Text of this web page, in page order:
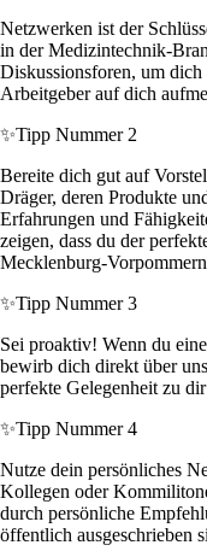
Netzwerken ist der
in der Medizintechnik-
Diskussionsforen, um
Arbeitgeber auf dich
✨Tipp Nummer 2
Bereite dich gut auf
Dräger, deren Produkte
Erfahrungen und
zeigen, dass du der
Mecklenburg-
✨Tipp Nummer 3
Sei proaktiv! Wenn du
bewirb dich direkt über
perfekte Gelegenheit zu
✨Tipp Nummer 4
Nutze dein persönliches
Kollegen oder
durch persönliche
öffentlich ausgeschrieben